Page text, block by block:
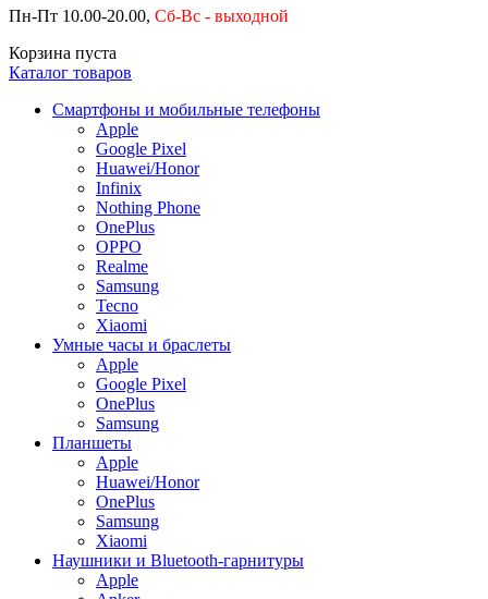
Пн-Пт 10.00-20.00, Сб-Вс - выходной
Корзина пуста
Каталог товаров
Смартфоны и мобильные телефоны
Apple
Google Pixel
Huawei/Honor
Infinix
Nothing Phone
OnePlus
OPPO
Realme
Samsung
Tecno
Xiaomi
Умные часы и браслеты
Apple
Google Pixel
OnePlus
Samsung
Планшеты
Apple
Huawei/Honor
OnePlus
Samsung
Xiaomi
Наушники и Bluetooth-гарнитуры
Apple